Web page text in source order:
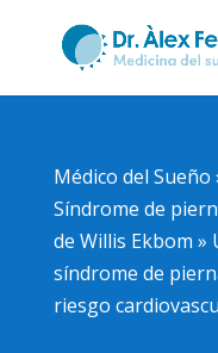
Médico del Sueño
Síndrome de
de Willis Ekbom »
síndrome de
riesgo